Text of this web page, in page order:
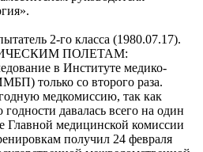
2-го класса (1980.07.17).
ПОЛЕТАМ:
в Институте медико-
только со второго раза.
медкомиссию, так как
давалась всего на один
Главной медицинской комиссии
получил 24 февраля